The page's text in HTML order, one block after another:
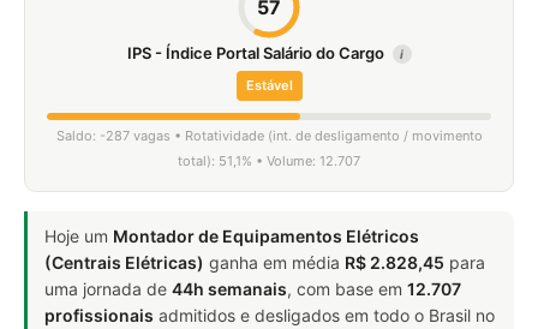
57
IPS - Índice Portal Salário do Cargo i
Estável
Saldo: -287 vagas • Rotatividade (int. de desligamento / movimento
total): 51,1% • Volume: 12.707
Hoje um Montador de Equipamentos Elétricos
(Centrais Elétricas) ganha em média R$ 2.828,45 para
uma jornada de 44h semanais, com base em 12.707
profissionais admitidos e desligados em todo o Brasil no